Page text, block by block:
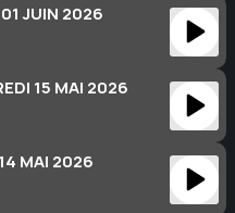
JUIN 2026
15 MAI 2026
MAI 2026